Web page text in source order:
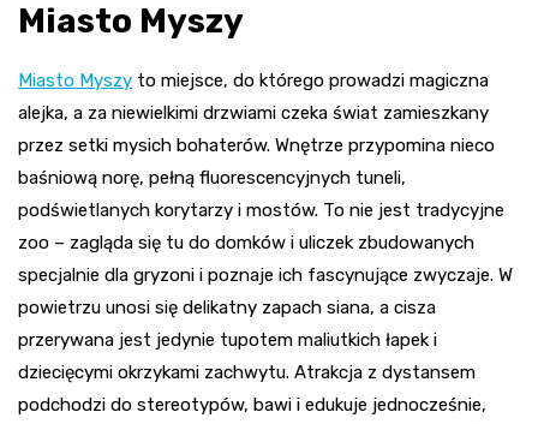
Miasto Myszy
Miasto Myszy to miejsce, do którego prowadzi magiczna
alejka, a za niewielkimi drzwiami czeka świat zamieszkany
przez setki mysich bohaterów. Wnętrze przypomina nieco
baśniową norę, pełną fluorescencyjnych tuneli,
podświetlanych korytarzy i mostów. To nie jest tradycyjne
zoo – zagląda się tu do domków i uliczek zbudowanych
specjalnie dla gryzoni i poznaje ich fascynujące zwyczaje. W
powietrzu unosi się delikatny zapach siana, a cisza
przerywana jest jedynie tupotem maliutkich łapek i
dziecięcymi okrzykami zachwytu. Atrakcja z dystansem
podchodzi do stereotypów, bawi i edukuje jednocześnie,